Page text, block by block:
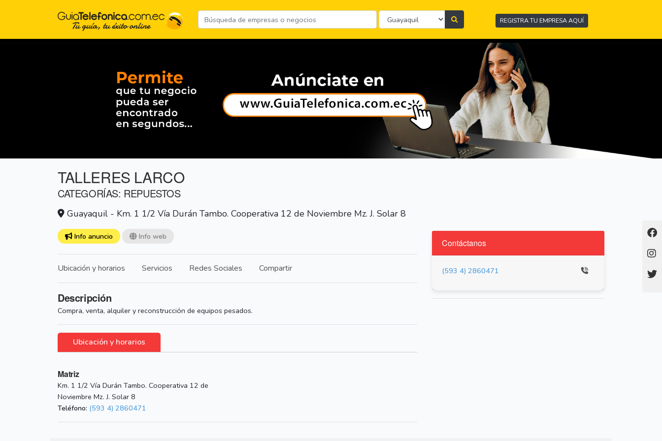
REGISTRA TU EMPRESA AQUÍ
TALLERES LARCO
CATEGORÍAS: REPUESTOS
Guayaquil - Km. 1 1/2 Vía Durán Tambo. Cooperativa 12 de Noviembre Mz. J. Solar 8
Info anuncio Info web
Ubicación y horarios Servicios Redes Sociales Compartir
Descripción
Compra, venta, alquiler y reconstrucción de equipos pesados.
Ubicación y horarios
Matriz
Km. 1 1/2 Vía Durán Tambo. Cooperativa 12 de
Noviembre Mz. J. Solar 8
Teléfono: (593 4) 2860471
Contáctanos
(593 4) 2860471